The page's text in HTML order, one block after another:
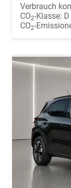
Verbrauch
CO2-Klasse: D
CO2-